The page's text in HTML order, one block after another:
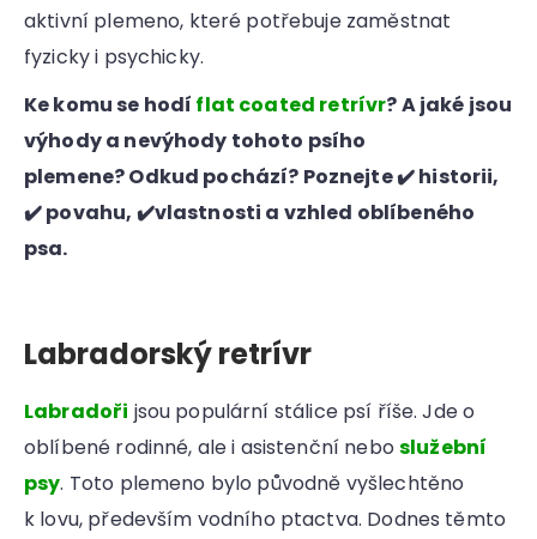
aktivní plemeno, které potřebuje zaměstnat
fyzicky i psychicky.
Ke komu se hodí flat coated retrívr? A jaké jsou
výhody a nevýhody tohoto psího
plemene? Odkud pochází? Poznejte ✔️ historii,
✔️ povahu, ✔️vlastnosti a vzhled oblíbeného
psa.
Labradorský retrívr
Labradoři jsou populární stálice psí říše. Jde o
oblíbené rodinné, ale i asistenční nebo služební
psy. Toto plemeno bylo původně vyšlechtěno
k lovu, především vodního ptactva. Dodnes těmto